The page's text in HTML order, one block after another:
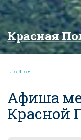
Красная
ГЛАВНАЯ
Афиша
Красной